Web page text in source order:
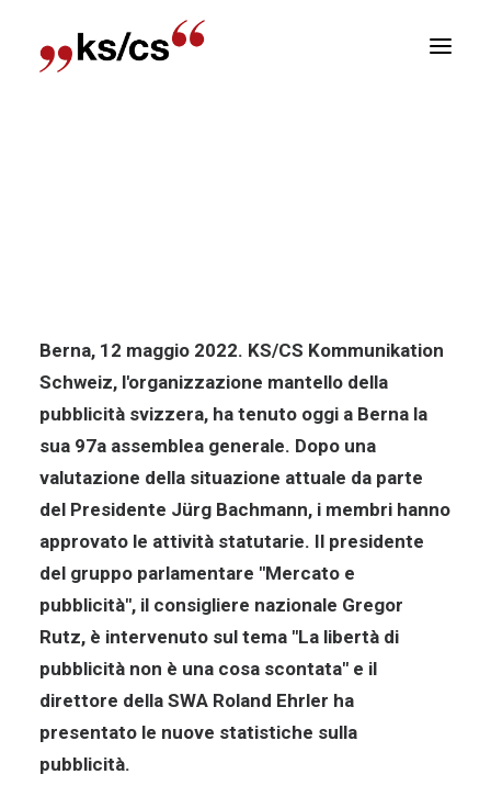
Berna, 12 maggio 2022. KS/CS Kommunikation
Schweiz, l'organizzazione mantello della
pubblicità svizzera, ha tenuto oggi a Berna la
sua 97a assemblea generale. Dopo una
valutazione della situazione attuale da parte
del Presidente Jürg Bachmann, i membri hanno
approvato le attività statutarie. Il presidente
del gruppo parlamentare "Mercato e
pubblicità", il consigliere nazionale Gregor
Rutz, è intervenuto sul tema "La libertà di
pubblicità non è una cosa scontata" e il
direttore della SWA Roland Ehrler ha
presentato le nuove statistiche sulla
pubblicità.